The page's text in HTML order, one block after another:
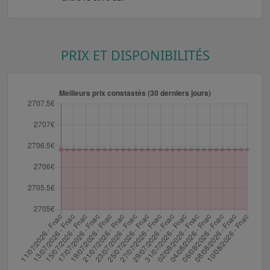
PRIX ET DISPONIBILITÉS